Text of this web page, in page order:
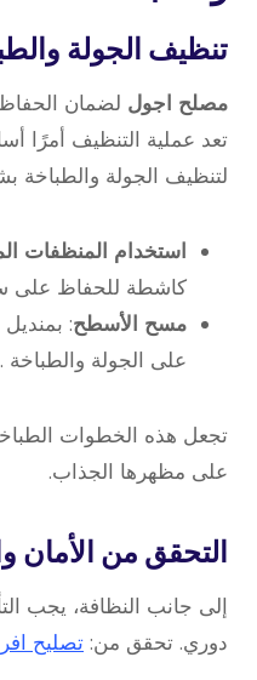
تنظيف الجولة
مصلح اجول لضمان
تعد عملية التنظيف أمرًا
لتنظيف الجولة والطباخة
استخدام المنظفات
كاشطة للحفاظ على
مسح الأسطح:
على الجولة والطباخة .
تجعل هذه الخطوات
على مظهرها الجذاب.
التحقق من الأمان
إلى جانب النظافة، يجب
دوري. تحقق من: تصليح